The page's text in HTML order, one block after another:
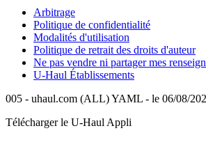
Arbitrage
Politique de confidentialité
Modalités d'utilisation
Politique de retrait des droits d'auteur
Ne pas vendre ni partager mes
U-Haul Établissements
005 - uhaul.com (ALL) YAML - le 06/08/
Télécharger le U-Haul Appli